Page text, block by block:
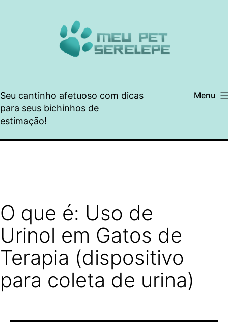
Seu cantinho afetuoso com dicas
para seus bichinhos de
estimação!
Menu
O que é: Uso de
Urinol em Gatos de
Terapia (dispositivo
para coleta de urina)